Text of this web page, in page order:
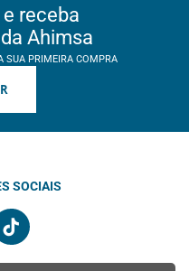
receba
Ahimsa
SUA PRIMEIRA COMPRA
SOCIAIS